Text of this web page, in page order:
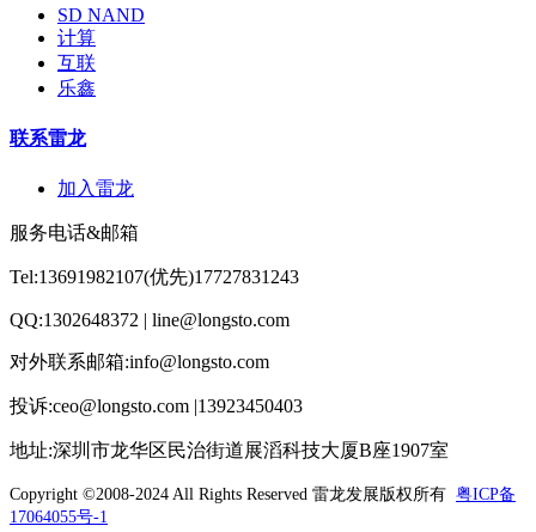
SD NAND
计算
互联
乐鑫
联系雷龙
加入雷龙
服务电话&邮箱
Tel:13691982107(优先)17727831243
QQ:1302648372 | line@longsto.com
对外联系邮箱:info@longsto.com
投诉:ceo@longsto.com |13923450403
地址:深圳市龙华区民治街道展滔科技大厦B座1907室
Copyright ©2008-2024 All Rights Reserved 雷龙发展版权所有 粤ICP备
17064055号-1